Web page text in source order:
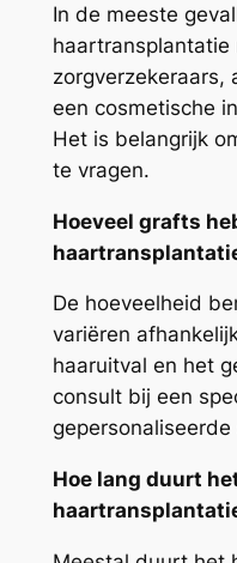
In de meeste
zorgverzekeraars,
een cosmetische
Het is belangrijk
te vragen.
Hoeveel grafts
De hoeveelheid
variëren
haaruitval en het
consult bij een
Hoe lang duurt